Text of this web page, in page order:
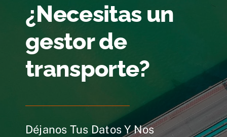
¿Necesitas un
gestor de
transporte?
Déjanos Tus Datos Y Nos